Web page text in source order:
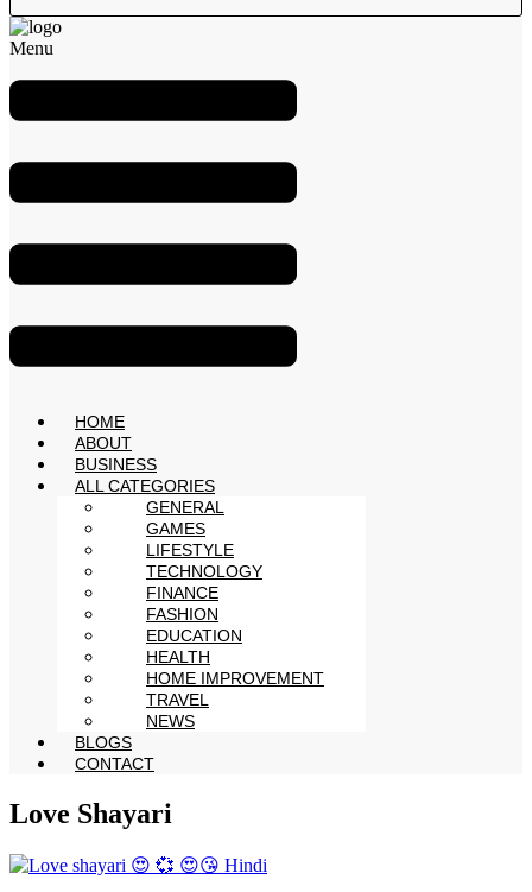
Menu
HOME
ABOUT
BUSINESS
ALL CATEGORIES
GENERAL
GAMES
LIFESTYLE
TECHNOLOGY
FINANCE
FASHION
EDUCATION
HEALTH
HOME IMPROVEMENT
TRAVEL
NEWS
BLOGS
CONTACT
Love Shayari